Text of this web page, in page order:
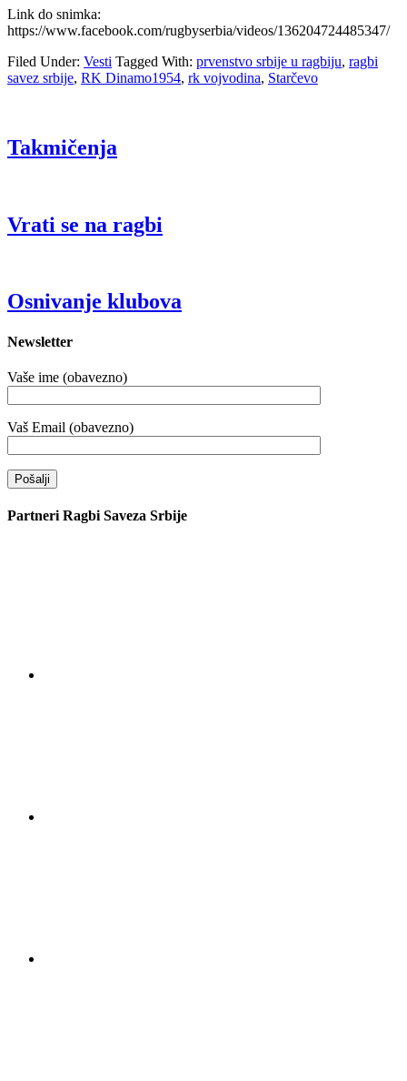
Link do snimka:
https://www.facebook.com/rugbyserbia/videos/136204724485347/
Filed Under: Vesti Tagged With: prvenstvo srbije u ragbiju, ragbi
savez srbije, RK Dinamo1954, rk vojvodina, Starčevo
Takmičenja
Vrati se na ragbi
Osnivanje klubova
Newsletter
Vaše ime (obavezno)
Vaš Email (obavezno)
Partneri Ragbi Saveza Srbije